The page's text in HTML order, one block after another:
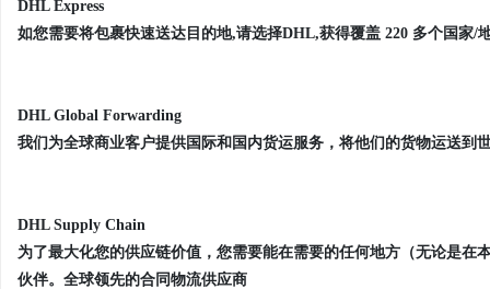
DHL Express
如您需要将包裹快速送达目的地,请选择DHL,获得覆盖 220 多个国家/
DHL Global Forwarding
我们为全球商业客户提供国际和国内货运服务，将他们的货物运送到
DHL Supply Chain
为了最大化您的供应链价值，您需要能在需要的任何地方（无论是
伙伴。全球领先的合同物流供应商